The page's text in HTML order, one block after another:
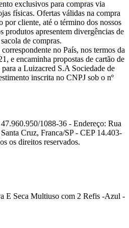
exclusivos para compras via
físicas. Ofertas válidas na compra
por cliente, até o término dos nossos
produtos apresentem divergências de
de compras.
no País, nos termos da
e encaminha propostas de cartão de
a Luizacred S.A Sociedade de
inscrita no CNPJ sob o nº
1088-36 - Endereço: Rua
Cruz, Franca/SP - CEP 14.403-
os direitos reservados.
E Seca Multiuso com 2 Refis -Azul -